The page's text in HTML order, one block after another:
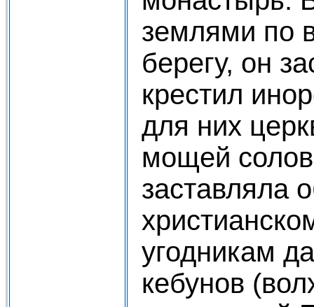
землями по
берегу, он
крестил
для них
мощей
заставляла
угодникам
кебунов